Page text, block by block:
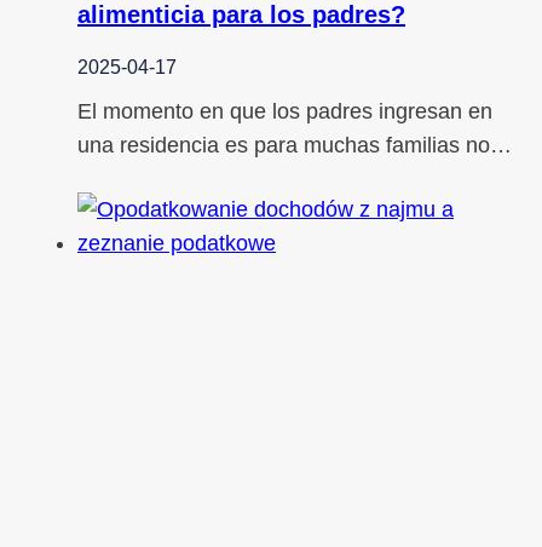
alimenticia para los padres?
2025-04-17
El momento en que los padres ingresan en
una residencia es para muchas familias no…